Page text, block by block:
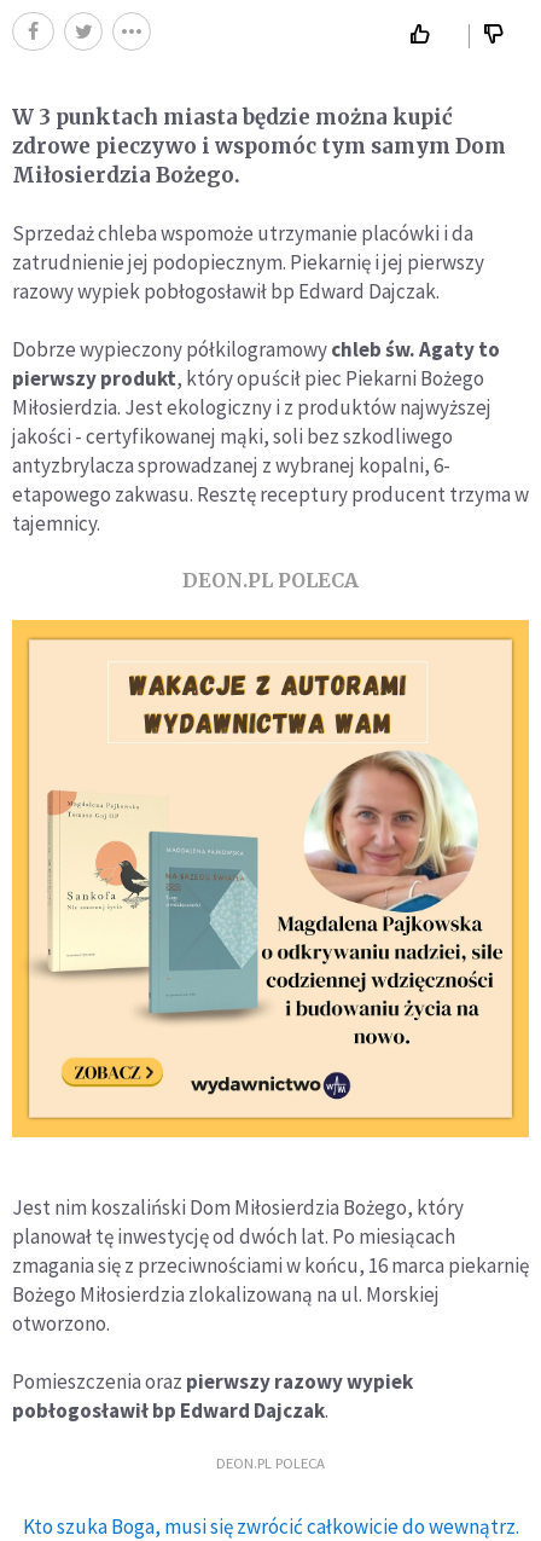
W 3 punktach miasta będzie można kupić
zdrowe pieczywo i wspomóc tym samym Dom
Miłosierdzia Bożego.
Sprzedaż chleba wspomoże utrzymanie placówki i da
zatrudnienie jej podopiecznym. Piekarnię i jej pierwszy
razowy wypiek pobłogosławił bp Edward Dajczak.
Dobrze wypieczony półkilogramowychleb św. Agaty to
pierwszy produkt, który opuścił piec Piekarni Bożego
Miłosierdzia. Jest ekologiczny i z produktów najwyższej
jakości - certyfikowanej mąki, soli bez szkodliwego
antyzbrylacza sprowadzanej z wybranej kopalni, 6-
etapowego zakwasu. Resztę receptury producent trzyma w
tajemnicy.
DEON.PL POLECA
Jest nim koszaliński Dom Miłosierdzia Bożego, który
planował tę inwestycję od dwóch lat. Po miesiącach
zmagania się z przeciwnościami w końcu, 16 marca piekarnię
Bożego Miłosierdzia zlokalizowaną na ul. Morskiej
otworzono.
Pomieszczenia oraz pierwszy razowy wypiek
pobłogosławił bp Edward Dajczak.
DEON.PL POLECA
Kto szuka Boga, musi się zwrócić całkowicie do wewnątrz.